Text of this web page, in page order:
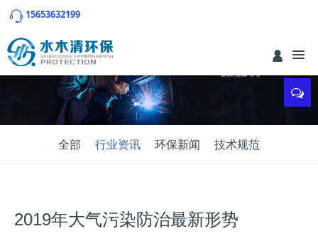
15653632199
全部 行业资讯 环保新闻 技术规范
2019年大气污染防治最新形势